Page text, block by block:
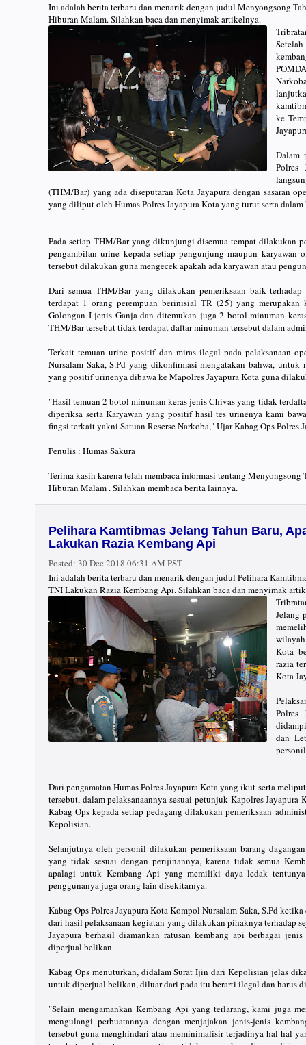
Ini adalah berita terbaru dan menarik dengan judul Menyongsong
Hiburan Malam. Silahkan baca dan menyimak artikelnya.
ke
Dalam
Polres
(THM/Bar) yang ada diseputaran Kota Jayapura dengan sasaran
yang diliput oleh Humas Polres Jayapura Kota yang turut serta
Pada setiap THM/Bar yang dikunjungi disemua tempat dilakukan
pengambilan urine kepada setiap pengunjung maupun
tersebut dilakukan guna mengecek apakah ada karyawan atau
Dari semua THM/Bar yang dilakukan pemeriksaan baik
terdapat 1 orang perempuan berinisial TR (25) yang
Golongan I jenis Ganja dan ditemukan juga 2 botol minuman
THM/Bar tersebut tidak terdapat daftar minuman tersebut dalam
Terkait temuan urine positif dan miras ilegal pada pelaksanaan
Nursalam Saka, S.Pd yang dikonfirmasi mengatakan bahwa,
yang positif urinenya dibawa ke Mapolres Jayapura Kota guna
"Hasil temuan 2 botol minuman keras jenis Chivas yang tidak
diperiksa serta Karyawan yang positif hasil tes urinenya kami
fingsi terkait yakni Satuan Reserse Narkoba," Ujar Kabag Ops Polres
Penulis : Humas Sakura
Terima kasih karena telah membaca informasi tentang
Hiburan Malam . Silahkan membaca berita lainnya.
Pelihara Kamtibmas Jelang Tahun Baru,
Lakukan Razia Kembang Api
Posted: 30 Dec 2018 06:31 AM PST
Ini adalah berita terbaru dan menarik dengan judul Pelihara
TNI Lakukan Razia Kembang Api. Silahkan baca dan menyimak
Jelang
wilayah
Kota
razia
Kota
Polres
dan
Dari pengamatan Humas Polres Jayapura Kota yang ikut serta
tersebut, dalam pelaksanaannya sesuai petunjuk Kapolres
Kabag Ops kepada setiap pedagang dilakukan pemeriksaan
Kepolisian.
Selanjutnya oleh personil dilakukan pemeriksaan barang
yang tidak sesuai dengan perijinannya, karena tidak semua
apalagi untuk Kembang Api yang memiliki daya ledak
penggunanya juga orang lain disekitarnya.
Kabag Ops Polres Jayapura Kota Kompol Nursalam Saka, S.Pd
dari hasil pelaksanaan kegiatan yang dilakukan pihaknya terhadap
Jayapura berhasil diamankan ratusan kembang api berbagai
diperjual belikan.
Kabag Ops menuturkan, didalam Surat Ijin dari Kepolisian jelas
untuk diperjual belikan, diluar dari pada itu berarti ilegal dan harus
"Selain mengamankan Kembang Api yang terlarang, kami juga
mengulangi perbuatannya dengan menjajakan jenis-jenis
tersebut guna menghindari atau meminimalisir terjadinya hal-hal